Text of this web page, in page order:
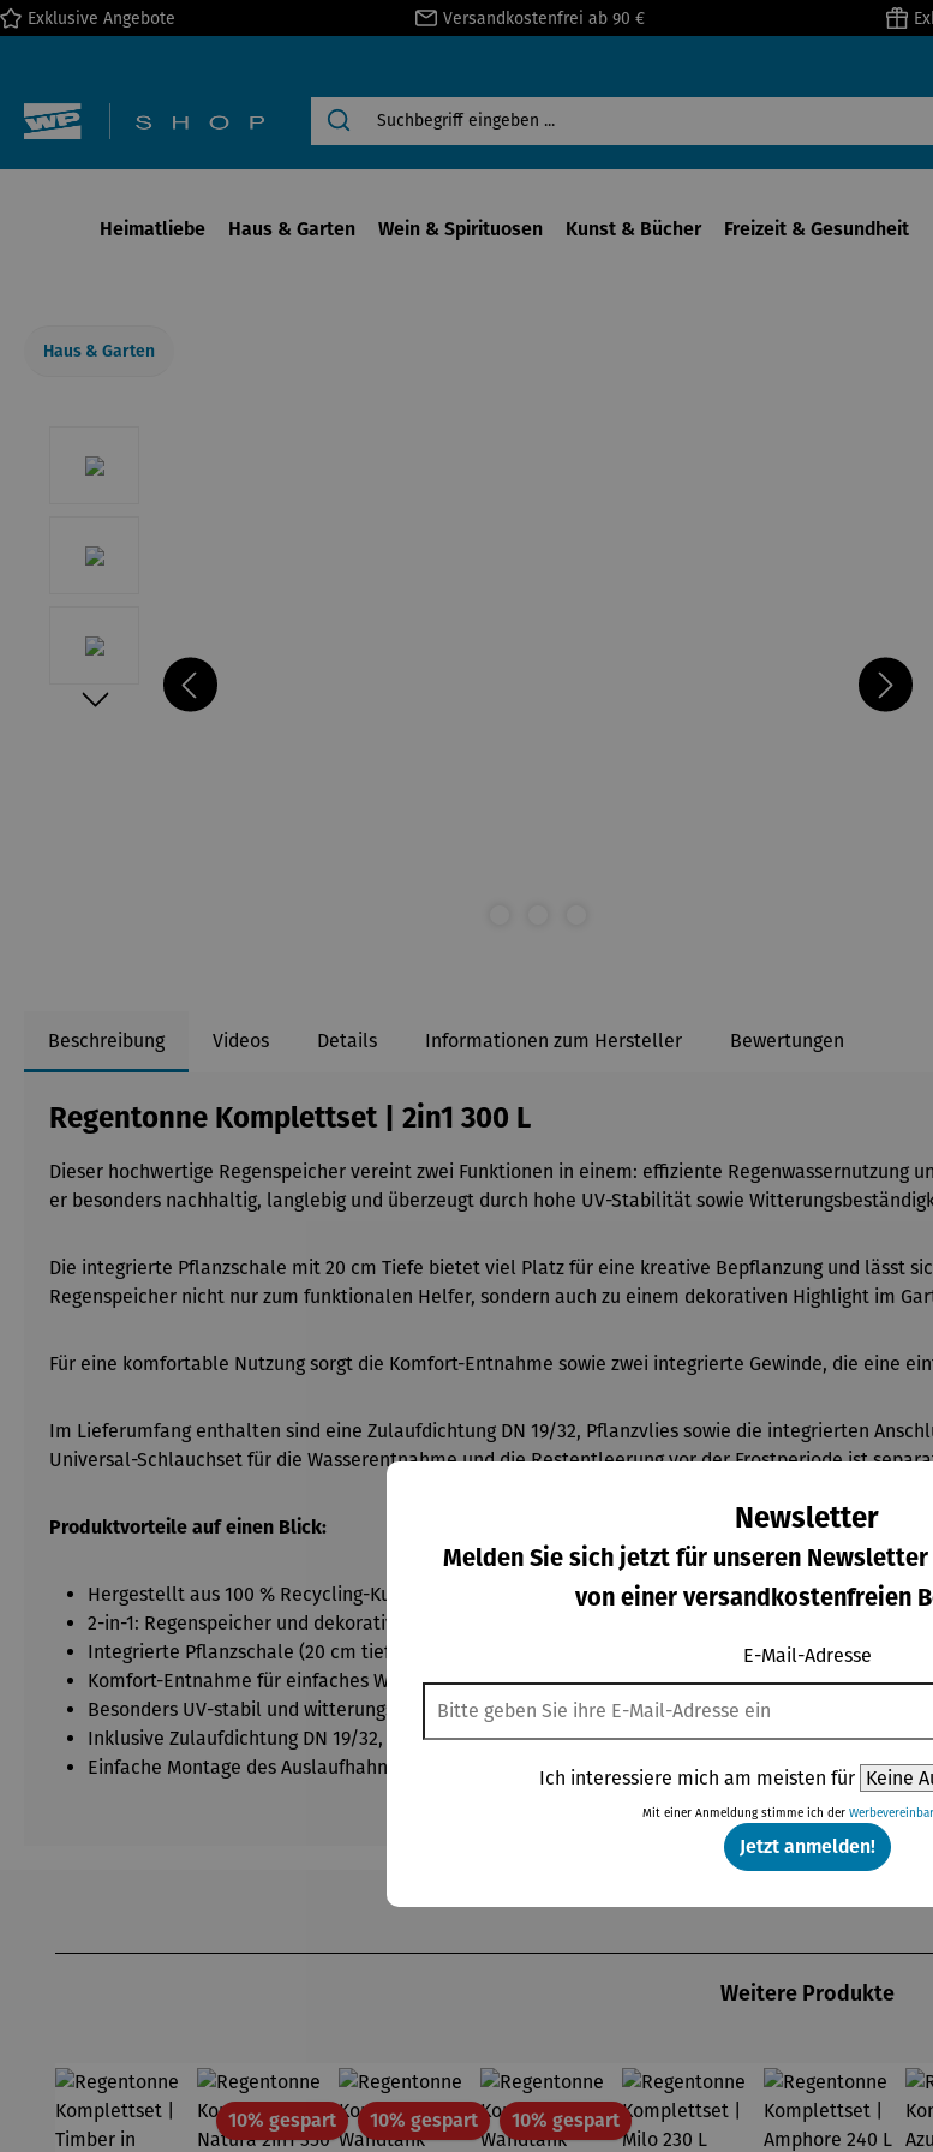
Zur Hauptnavigation springen
Exklusive Angebote Versandkostenfrei ab 90 €
Heimatliebe Haus & Garten Wein & Spirituosen Kunst & Bücher Freizeit & Gesundheit
Haus & Garten
Beschreibung Videos Details Informationen zum Hersteller Bewertungen
Regentonne Komplettset | 2in1 300 L
Dieser hochwertige Regenspeicher vereint zwei Funktionen in einem: effiziente Regenwassernutzung
er besonders nachhaltig, langlebig und überzeugt durch hohe UV-Stabilität sowie
Die integrierte Pflanzschale mit 20 cm Tiefe bietet viel Platz für eine kreative Bepflanzung und lässt
Regenspeicher nicht nur zum funktionalen Helfer, sondern auch zu einem dekorativen Highlight im
Für eine komfortable Nutzung sorgt die Komfort-Entnahme sowie zwei integrierte Gewinde, die eine
Im Lieferumfang enthalten sind eine Zulaufdichtung DN 19/32, Pflanzvlies sowie die integrierten Anschl
Universal-Schlauchset für die Wasserentnahme und die Restentleerung vor der Frostperiode ist
Produktvorteile auf einen Blick:
Hergestellt aus 100 % Recycling-Kunststoff
2-in-1: Regenspeicher und dekoratives Pflanzelement
Integrierte Pflanzschale (20 cm tief), entnehmbar zur Reinigung und Bepflanzung
Komfort-Entnahme für einfaches Wasserzapfen
Besonders UV-stabil und witterungsbeständig
Inklusive Zulaufdichtung DN 19/32, Pflanzvlies und zwei integrierten Gewinden
Einfache Montage des Auslaufhahns ohne Bohren
Weitere Produkte
10% gespartRabatt10% gespartRabatt10% gespartRabatt
Newsletter
Melden Sie sich jetzt für unseren
von einer versandkostenfreien
E-Mail-Adresse
Ich interessiere mich am meisten für
Mit einer Anmeldung stimme ich der
Jetzt anmelden!